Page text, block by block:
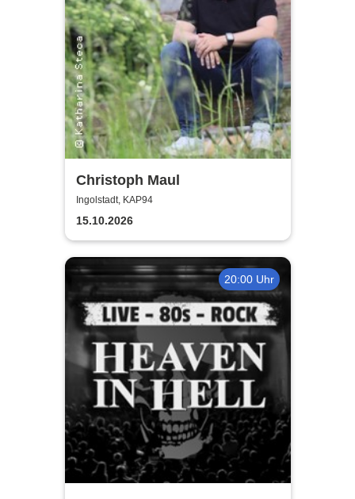
Christoph Maul
Ingolstadt, KAP94
15.10.2026
20:00 Uhr